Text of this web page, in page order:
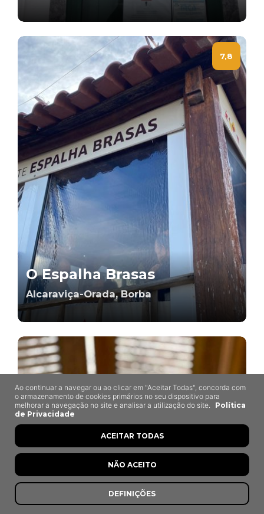
7,8
O Espalha Brasas
Alcaraviça-Orada, Borba
Ao continuar a navegar ou ao clicar em "Aceitar Todas", concorda com
o armazenamento de cookies primários no seu dispositivo para
melhorar a navegação no site e analisar a utilização do site.
Política
de Privacidade
DEFINIÇÕES
NÃO ACEITO
ACEITAR TODAS